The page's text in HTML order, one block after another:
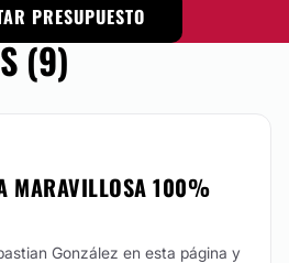
PRESUPUESTO
(9)
MARAVILLOSA 100%
González en esta página y